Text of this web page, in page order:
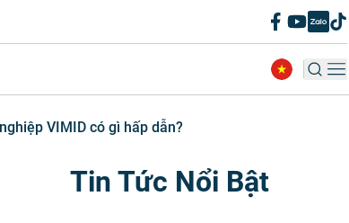
VIMID có gì hấp dẫn?
Tin Tức Nổi Bật